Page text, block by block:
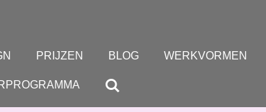
PRIJZEN BLOG WERKVORMEN